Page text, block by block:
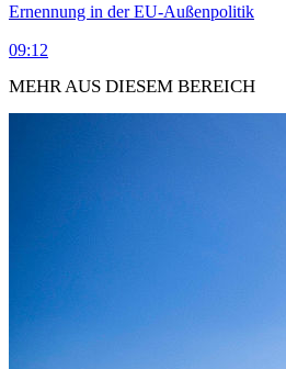
Ernennung in der EU-Außenpolitik
09:12
MEHR AUS DIESEM BEREICH